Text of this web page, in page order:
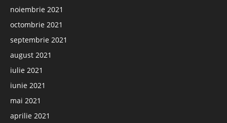
noiembrie 2021
octombrie 2021
septembrie 2021
august 2021
iulie 2021
iunie 2021
mai 2021
aprilie 2021